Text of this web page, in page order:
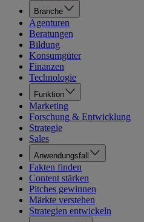
Branche
Agenturen
Beratungen
Bildung
Konsumgüter
Finanzen
Technologie
Funktion
Marketing
Forschung & Entwicklung
Strategie
Sales
Anwendungsfall
Fakten finden
Content stärken
Pitches gewinnen
Märkte verstehen
Strategien entwickeln